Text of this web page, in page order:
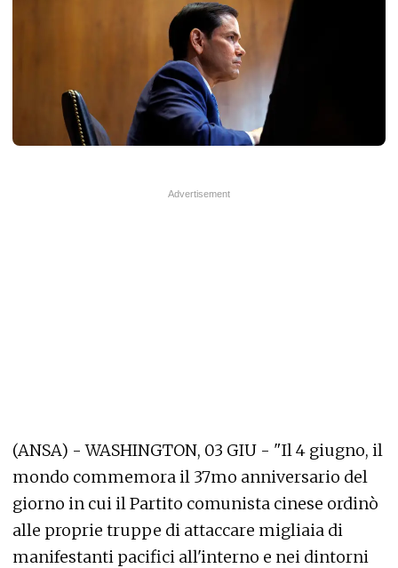
(ANSA) - WASHINGTON, 03 GIU - "Il 4 giugno, il
mondo commemora il 37mo anniversario del
giorno in cui il Partito comunista cinese ordinò
alle proprie truppe di attaccare migliaia di
manifestanti pacifici all'interno e nei dintorni